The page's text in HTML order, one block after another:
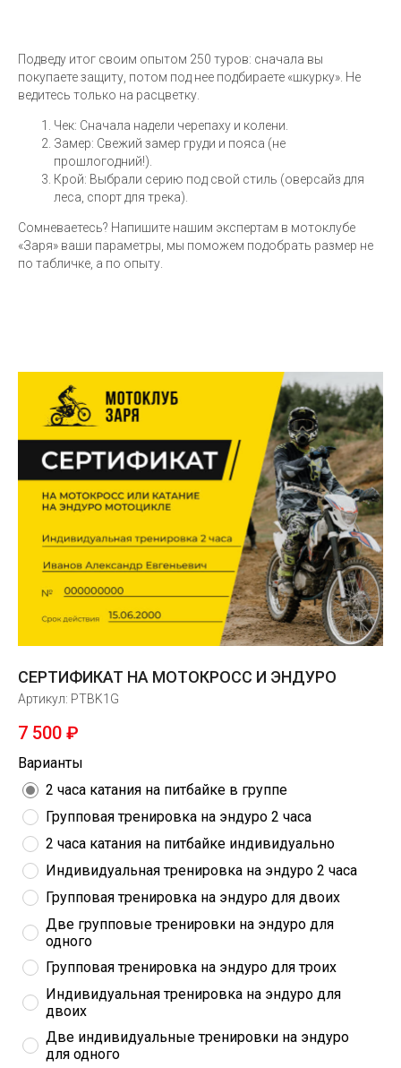
Подведу итог своим опытом 250 туров: сначала вы
покупаете защиту, потом под нее подбираете «шкурку». Не
ведитесь только на расцветку.
Чек: Сначала надели черепаху и колени.
Замер: Свежий замер груди и пояса (не
прошлогодний!).
Крой: Выбрали серию под свой стиль (оверсайз для
леса, спорт для трека).
Сомневаетесь? Напишите нашим экспертам в мотоклубе
«Заря» ваши параметры, мы поможем подобрать размер не
по табличке, а по опыту.
СЕРТИФИКАТ НА МОТОКРОСС И ЭНДУРО
Артикул: PTBK1G
7 500 ₽
Варианты
2 часа катания на питбайке в группе
Групповая тренировка на эндуро 2 часа
2 часа катания на питбайке индивидуально
Индивидуальная тренировка на эндуро 2 часа
Групповая тренировка на эндуро для двоих
Две групповые тренировки на эндуро для
одного
Групповая тренировка на эндуро для троих
Индивидуальная тренировка на эндуро для
двоих
Две индивидуальные тренировки на эндуро
для одного